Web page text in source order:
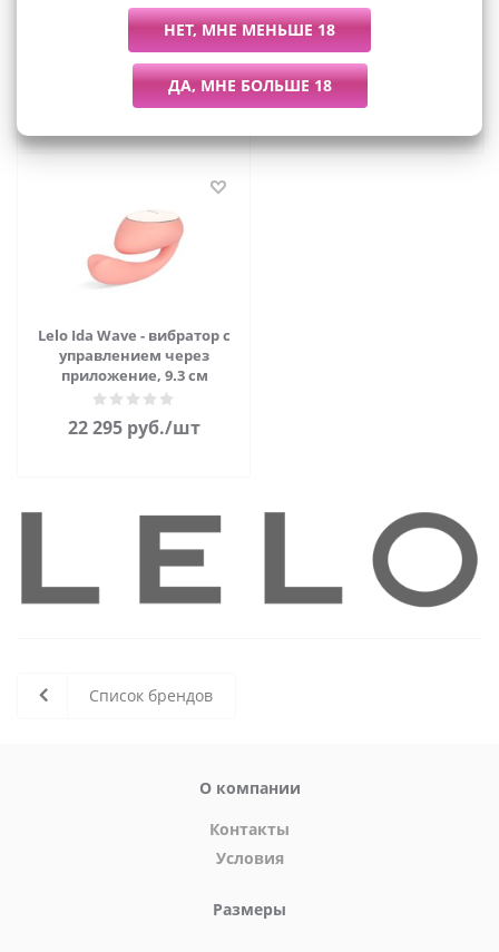
Lelo Enigma Double Sonic -
вакуумный смарт
стимулятор с вибрацией,
14 см
руб./шт
Lelo Ina 3 - вибратор
кролик, 11х3.7 см
20 995руб.
Lelo Ida Wave - вибратор с
управлением через
приложение, 9.3 см
22 295 руб./шт
Список брендов
О компании
Контакты
Условия
Размеры